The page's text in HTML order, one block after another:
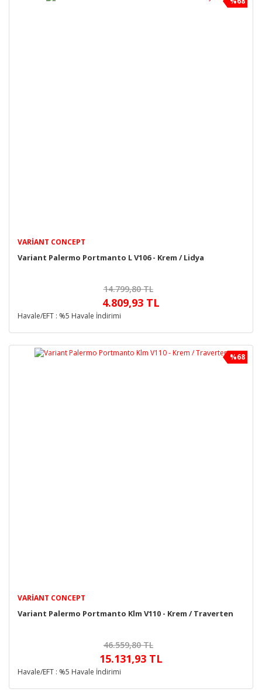
VARIANT CONCEPT
Variant Palermo Portmanto L V106 - Krem / Lidya
14.799,80 TL
4.809,93 TL
Havale/EFT : %5 Havale İndirimi
%68
VARIANT CONCEPT
Variant Palermo Portmanto Klm V110 - Krem / Traverten
46.559,80 TL
15.131,93 TL
Havale/EFT : %5 Havale İndirimi